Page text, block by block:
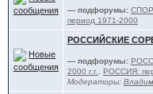
— подфорумы:
период 1971-2000
РОССИЙСКИЕ
— подфорумы:
2000 г.г.
РОССИЯ:
Модераторы: